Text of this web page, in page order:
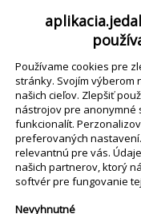
nemáte vytvorených
neodhlásia všetci
sú predvolene
Používame cookies pre
stránky. Svojím výberom
našich cieľov. Zlepšiť
nástrojov pre anonymné
funkcionalít.
preferovaných
relevantnú pre vás.
našich partnerov, ktorý
softvér pre fungovanie
Nevyhnutné